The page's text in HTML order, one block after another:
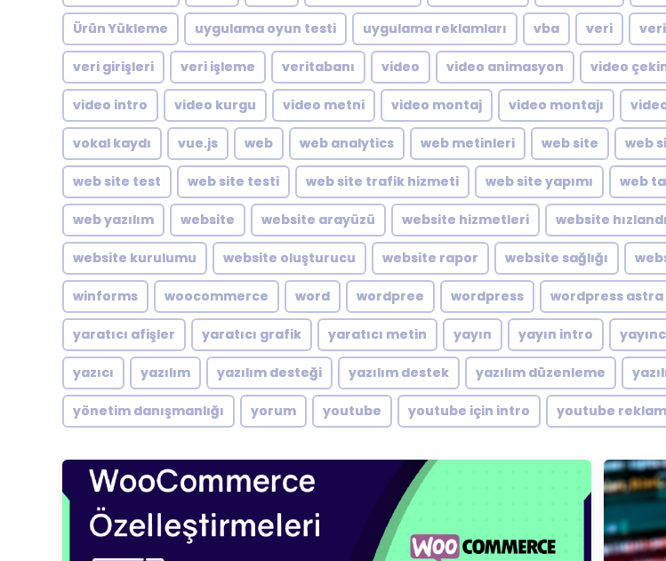
Ürün Yükleme uygulama oyun testi uygulama reklamları vba veri
veri girişleri veri işleme veritabanı video video animasyon video
video intro video kurgu video metni video montaj video montajı
vokal kaydı vue.js web web analytics web metinleri web site web
web site test web site testi web site trafik hizmeti web site yapımı web
web yazılım website website arayüzü website hizmetleri website
website kurulumu website oluşturucu website rapor website sağlığı
winforms woocommerce word wordpree wordpress wordpress astra
yaratıcı afişler yaratıcı grafik yaratıcı metin yayın yayın intro
yazıcı yazılım yazılım desteği yazılım destek yazılım düzenleme
yönetim danışmanlığı yorum youtube youtube için intro youtube reklam